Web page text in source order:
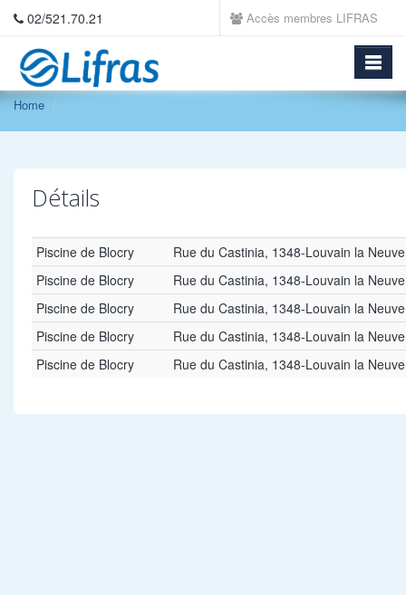
02/521.70.21 Accès membres LIFRAS
Home
Détails
Piscine de Blocry
Rue du Castinia, 1348-Louvain la Neuve
Piscine de Blocry
Rue du Castinia, 1348-Louvain la Neuve
Piscine de Blocry
Rue du Castinia, 1348-Louvain la Neuve
Piscine de Blocry
Rue du Castinia, 1348-Louvain la Neuve
Piscine de Blocry
Rue du Castinia, 1348-Louvain la Neuve